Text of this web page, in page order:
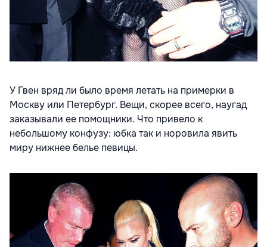
У Гвен вряд ли было время летать на примерки в
Москву или Петербург. Вещи, скорее всего, наугад
заказывали ее помощники. Что привело к
небольшому конфузу: юбка так и норовила явить
миру нижнее белье певицы.